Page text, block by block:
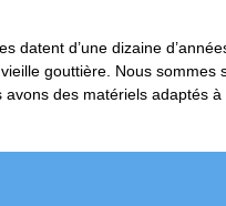
datent d’une dizaine
gouttière. Nous sommes
avons des matériels adaptés à